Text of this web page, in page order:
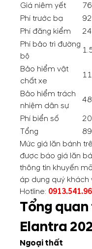
Giá niêm yết
Phí trước bạ
Phí đăng kiểm
Phí bảo trì đường
bộ
Bảo hiểm vật
chất xe
Bảo hiểm trách
nhiệm dân sự
Phí biển số
Tổng
Mức giá lăn bánh
được báo giá lăn
thông tin khuyến
áp dụng quý khách
Hotline:
Tổng
Elantra
Ngoại thất